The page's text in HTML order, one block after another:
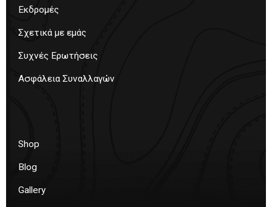
Εκδρομές
Σχετικά με εμάς
Συχνές Ερωτήσεις
Ασφάλεια Συναλλαγών
Shop
Blog
Gallery